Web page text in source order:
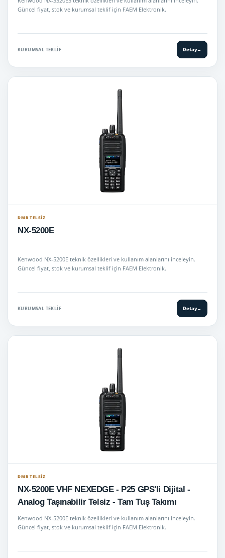
Güncel fiyat, stok ve kurumsal teklif için FAEM Elektronik.
KURUMSAL TEKLIF Detay→
DMR TELSIZ
NX-5200E
Kenwood NX-5200E teknik özellikleri ve kullanım alanlarını inceleyin.
Güncel fiyat, stok ve kurumsal teklif için FAEM Elektronik.
KURUMSAL TEKLIF Detay→
DMR TELSIZ
NX-5200E VHF NEXEDGE - P25 GPS'li Dijital -
Analog Taşınabilir Telsiz - Tam Tuş Takımı
Kenwood NX-5200E teknik özellikleri ve kullanım alanlarını inceleyin.
Güncel fiyat, stok ve kurumsal teklif için FAEM Elektronik.